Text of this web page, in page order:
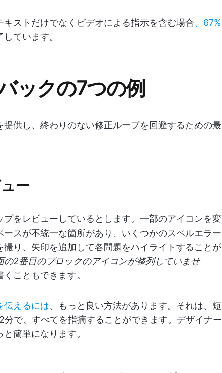
ストだけでなくビデオによる指示を含む場合、67%
ています。
ックの7つの例
供し、終わりのない修正ループを回避するための最
ー
をレビューしているとします。一部のアイコンを変
スが不統一な箇所があり、いくつかのスペルエラー
り、矢印を追加して各問題をハイライトすることが
の2番目のブロックのアイコンが整列していませ
こともできます。
伝えるには、もっと良い方法があります。それは、短
で、すべてを指摘することができます。デザイナー
簡単になります。